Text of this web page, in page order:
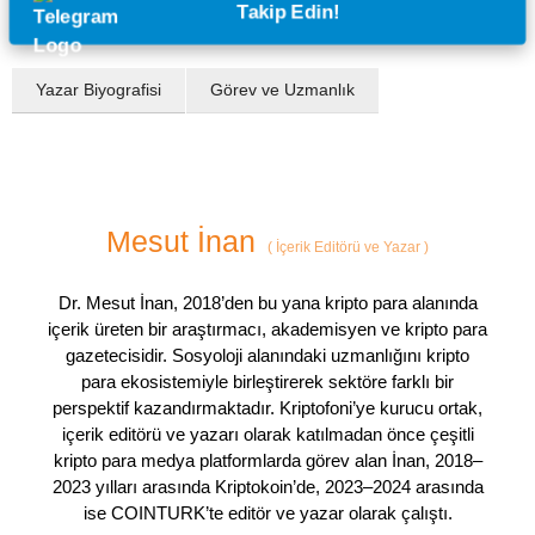
Takip Edin!
Yazar Biyografisi Görev ve Uzmanlık
Mesut İnan ( İçerik Editörü ve Yazar )
Dr. Mesut İnan, 2018’den bu yana kripto para alanında
içerik üreten bir araştırmacı, akademisyen ve kripto para
gazetecisidir. Sosyoloji alanındaki uzmanlığını kripto
para ekosistemiyle birleştirerek sektöre farklı bir
perspektif kazandırmaktadır. Kriptofoni’ye kurucu ortak,
içerik editörü ve yazarı olarak katılmadan önce çeşitli
kripto para medya platformlarda görev alan İnan, 2018–
2023 yılları arasında Kriptokoin’de, 2023–2024 arasında
ise COINTURK’te editör ve yazar olarak çalıştı.